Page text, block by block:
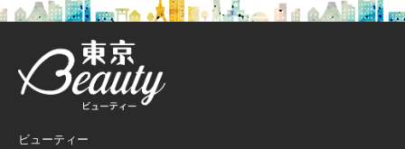
ビューティー